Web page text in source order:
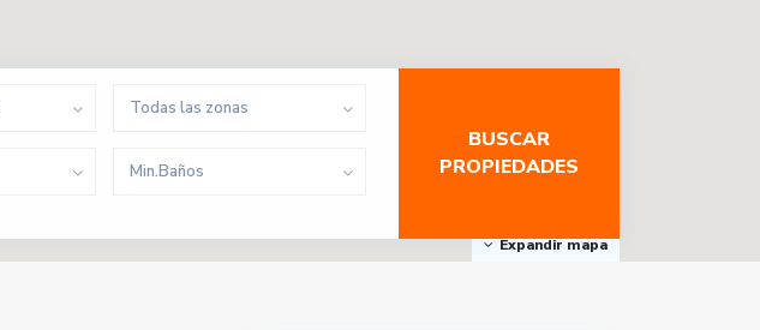
Expandir mapa
Todas las zonas
Min.Baños